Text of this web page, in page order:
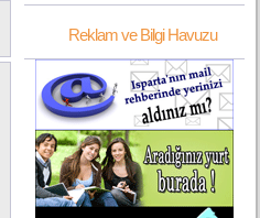
Reklam ve Bilgi Havuzu